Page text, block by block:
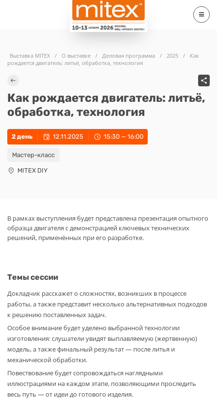
Выставка MITEX / О выставке / Деловая программа / 2025 /
Как
рождается двигатель: литьё, обработка, технология
Как рождается двигатель: литьё,
обработка, технология
2 день 12.11.2025 15:30 — 16:00
Мастер-класс
MITEX DIY
В рамках выступления будет представлена презентация опытного
образца двигателя с демонстрацией ключевых технических
решений, применённых при его разработке.
Темы сессии
Докладчик расскажет о сложностях, возникших в процессе
работы, а также представит несколько альтернативных подходов
к решению поставленных задач.
Особое внимание будет уделено выбранной технологии
изготовления: слушатели увидят выплавляемую (жертвенную)
модель, а также финальный результат — после литья и
механической обработки.
Повествование будет сопровождаться наглядными
иллюстрациями на каждом этапе, позволяющими проследить
весь путь — от идеи до готового изделия.